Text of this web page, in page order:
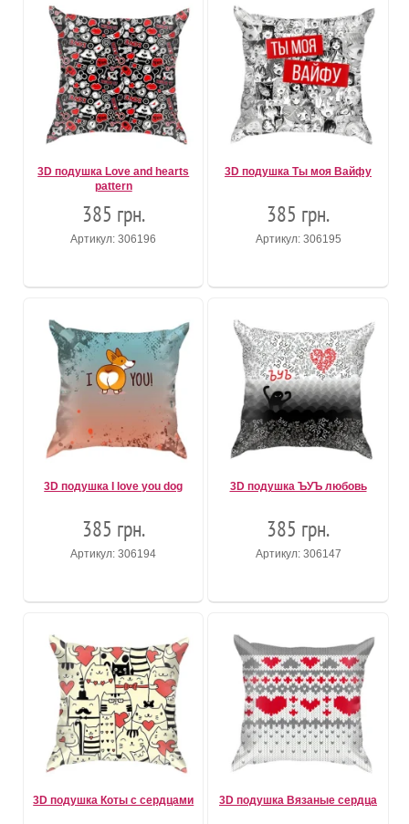
3D подушка Love and hearts
pattern
385 грн.
Артикул: 306196
3D подушка Ты моя Вайфу
385 грн.
Артикул: 306195
3D подушка I love you dog
385 грн.
Артикул: 306194
3D подушка ЪУЪ любовь
385 грн.
Артикул: 306147
3D подушка Коты с сердцами 3D подушка Вязаные сердца